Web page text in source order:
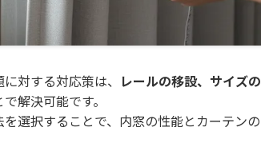
対する対応策は、 レールの移設、サイズの
解決可能です。
選択することで、内窓の性能とカーテンの